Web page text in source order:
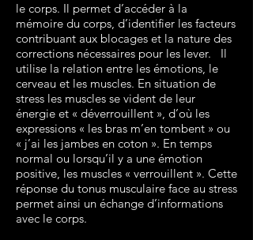
le corps. Il permet d’accéder à la
mémoire du corps, d’identifier les facteurs
contribuant aux blocages et la nature des
corrections nécessaires pour les lever. Il
utilise la relation entre les émotions, le
cerveau et les muscles. En situation de
stress les muscles se vident de leur
énergie et « déverrouillent », d’où les
expressions « les bras m’en tombent » ou
« j’ai les jambes en coton ». En temps
normal ou lorsqu’il y a une émotion
positive, les muscles « verrouillent ». Cette
réponse du tonus musculaire face au stress
permet ainsi un échange d’informations
avec le corps.